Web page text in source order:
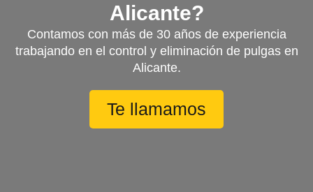
Alicante?
Contamos con más de 30 años de experiencia
trabajando en el control y eliminación de pulgas en
Alicante.
Te llamamos